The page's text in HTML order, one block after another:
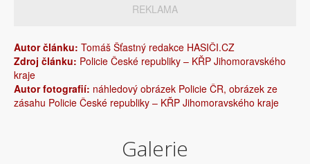
REKLAMA
Autor článku: Tomáš Šťastný redakce HASIČI.CZ
Zdroj článku: Policie České republiky – KŘP Jihomoravského
kraje
Autor fotografií: náhledový obrázek Policie ČR, obrázek ze
zásahu Policie České republiky – KŘP Jihomoravského kraje
Galerie